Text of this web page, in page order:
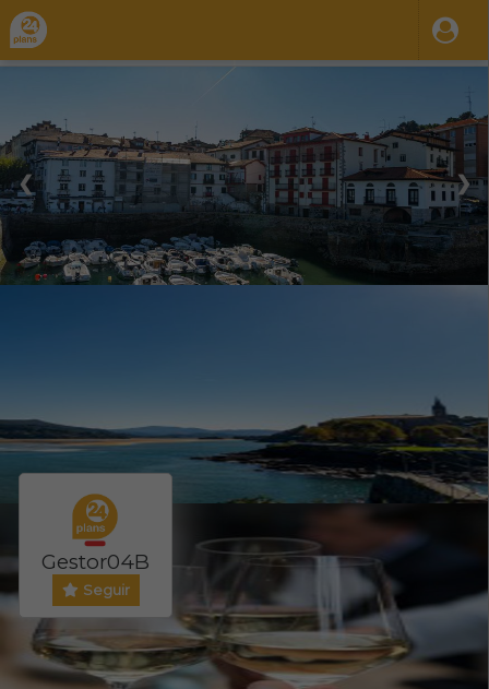
❮ ❯
Excursión de un Día con Vino
Organiza / Publica:
Gestor04B
Seguir
PRECIO ENTRADA
75
Evento ONLINE
NO